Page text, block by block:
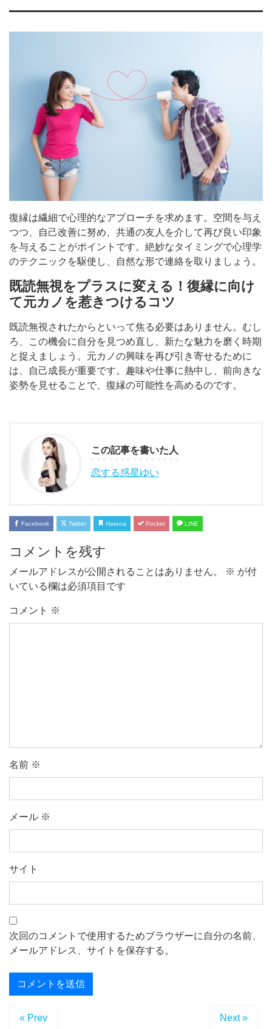
復縁は繊細で心理的なアプローチを求めます。空間を与え
つつ、自己改善に努め、共通の友人を介して再び良い印象
を与えることがポイントです。絶妙なタイミングで心理学
のテクニックを駆使し、自然な形で連絡を取りましょう。
既読無視をプラスに変える！復縁に向け
て元カノを惹きつけるコツ
既読無視されたからといって焦る必要はありません。むし
ろ、この機会に自分を見つめ直し、新たな魅力を磨く時期
と捉えましょう。元カノの興味を再び引き寄せるために
は、自己成長が重要です。趣味や仕事に熱中し、前向きな
姿勢を見せることで、復縁の可能性を高めるのです。
この記事を書いた人
恋する惑星ゆい
Facebook Twitter Hatena Pocket LINE
コメントを残す
メールアドレスが公開されることはありません。 ※ が付
いている欄は必須項目です
コメント ※
名前 ※
メール ※
サイト
次回のコメントで使用するためブラウザーに自分の名前、
メールアドレス、サイトを保存する。
« Prev Next »